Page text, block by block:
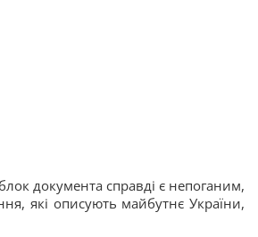
документа справді є непоганим,
які описують майбутнє України,